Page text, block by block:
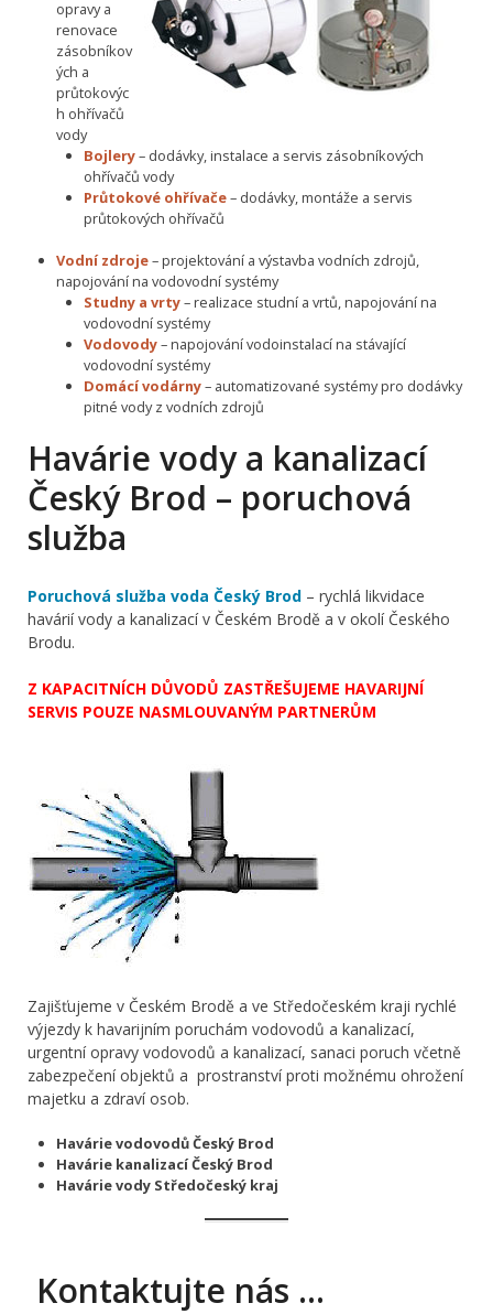
opravy a
renovace
zásobníkov
ých a
průtokovýc
h ohřívačů
vody
Bojlery– dodávky, instalace a servis zásobníkových
ohřívačů vody
Průtokové ohřívače– dodávky, montáže a servis
průtokových ohřívačů
Vodní zdroje– projektování a výstavba vodních zdrojů,
napojování na vodovodní systémy
Studny a vrty– realizace studní a vrtů, napojování na
vodovodní systémy
Vodovody– napojování vodoinstalací na stávající
vodovodní systémy
Domácí vodárny– automatizované systémy pro dodávky
pitné vody z vodních zdrojů
Havárie vody a kanalizací
Český Brod – poruchová
služba
Poruchová služba voda Český Brod – rychlá likvidace
havárií vody a kanalizací v Českém Brodě a v okolí Českého
Brodu.
Z KAPACITNÍCH DŮVODŮ ZASTŘEŠUJEME HAVARIJNÍ
SERVIS POUZE NASMLOUVANÝM PARTNERŮM
Zajišťujeme v Českém Brodě a ve Středočeském kraji rychlé
výjezdy k havarijním poruchám vodovodů a kanalizací,
urgentní opravy vodovodů a kanalizací, sanaci poruch včetně
zabezpečení objektů a prostranství proti možnému ohrožení
majetku a zdraví osob.
Havárie vodovodů Český Brod
Havárie kanalizací Český Brod
Havárie vody Středočeský kraj
Kontaktujte nás …